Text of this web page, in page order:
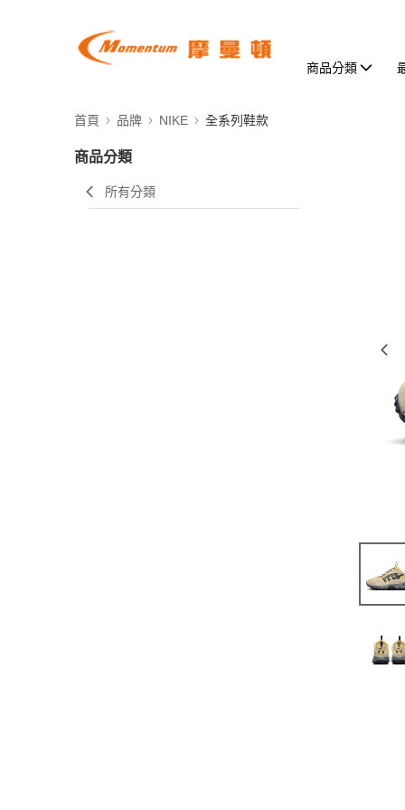
商品分類
首頁 品牌 NIKE 全系列鞋款
商品分類
所有分類